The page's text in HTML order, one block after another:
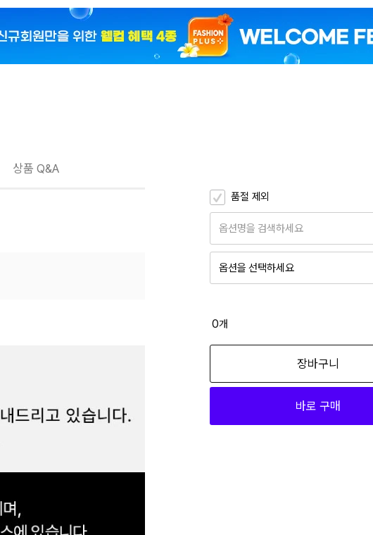
상품 Q&A
품절 제외
옵션명을 검색하세요
옵션을 선택하세요
38,500
38,500
0개
장바구니
바로 구매